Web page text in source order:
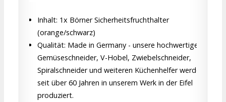
Inhalt: 1x Börner Sicherheitsfruchthalter
(orange/schwarz)
Qualität: Made in Germany - unsere hochwertigen
Gemüseschneider, V-Hobel, Zwiebelschneider,
Spiralschneider und weiteren Küchenhelfer werden
seit über 60 Jahren in unserem Werk in der Eifel
produziert.